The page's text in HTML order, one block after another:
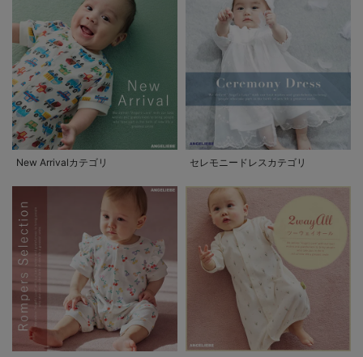
New Arrivalカテゴリ セレモニードレスカテゴリ